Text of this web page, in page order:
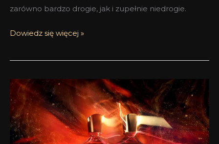
zarówno bardzo drogie, jak i zupełnie niedrogie.
Dowiedz się więcej »
Premiera
Centaurus
Delphinus
Amber